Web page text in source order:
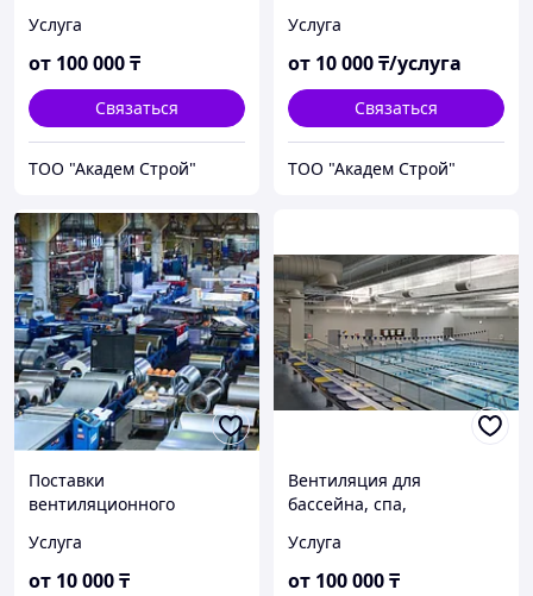
Услуга
от 100 000₸
Связаться
ТОО "Академ Строй"
Услуга
от 10 000₸/услуга
Связаться
ТОО "Академ Строй"
Поставки
вентиляционного
Услуга
от 10 000₸
Вентиляция для
бассейна, спа,
Услуга
от 100 000₸